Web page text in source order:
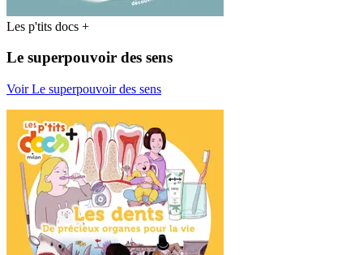
Les p'tits docs +
Le superpouvoir des sens
Voir Le superpouvoir des sens